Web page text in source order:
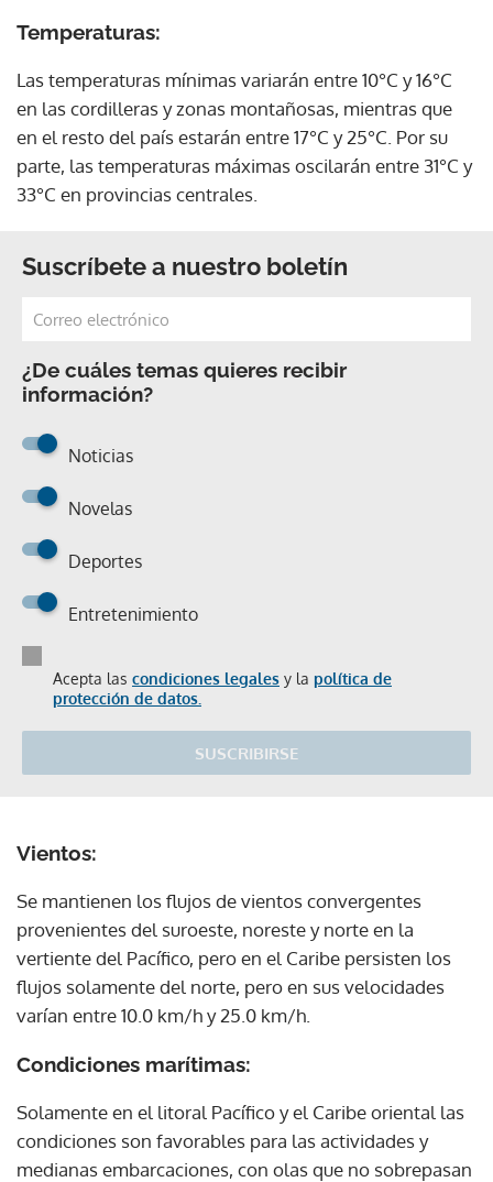
Temperaturas:
Las temperaturas mínimas variarán entre 10°C y 16°C
en las cordilleras y zonas montañosas, mientras que
en el resto del país estarán entre 17°C y 25°C. Por su
parte, las temperaturas máximas oscilarán entre 31°C y
33°C en provincias centrales.
Suscríbete a nuestro boletín
¿De cuáles temas quieres recibir
información?
Noticias
Novelas
Deportes
Entretenimiento
Acepta las condiciones legales y la política de
protección de datos.
SUSCRIBIRSE
Vientos:
Se mantienen los flujos de vientos convergentes
provenientes del suroeste, noreste y norte en la
vertiente del Pacífico, pero en el Caribe persisten los
flujos solamente del norte, pero en sus velocidades
varían entre 10.0 km/h y 25.0 km/h.
Condiciones marítimas:
Solamente en el litoral Pacífico y el Caribe oriental las
condiciones son favorables para las actividades y
medianas embarcaciones, con olas que no sobrepasan